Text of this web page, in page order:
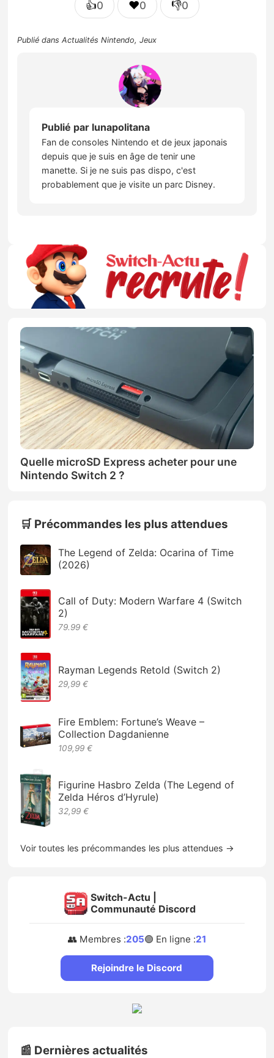
👍0 ❤️0 👎0
Publié dansActualités Nintendo,Jeux
Publié par lunapolitana
Fan de consoles Nintendo et de jeux japonais
depuis que je suis en âge de tenir une
manette. Si je ne suis pas dispo, c'est
probablement que je visite un parc Disney.
Quelle microSD Express acheter pour une
Nintendo Switch 2 ?
🛒 Précommandes les plus attendues
The Legend of Zelda: Ocarina of Time
(2026)
Call of Duty: Modern Warfare 4 (Switch
2)
79.99 €
Rayman Legends Retold (Switch 2)
29,99 €
Fire Emblem: Fortune’s Weave –
Collection Dagdanienne
109,99 €
Figurine Hasbro Zelda (The Legend of
Zelda Héros d’Hyrule)
32,99 €
Voir toutes les précommandes les plus attendues →
Switch-Actu |
Communauté Discord
👥 Membres :205🟢 En ligne :21
Rejoindre le Discord
📰 Dernières actualités